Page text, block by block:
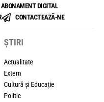
ABONAMENT DIGITAL
CONTACTEAZĂ-NE
ȘTIRI
Actualitate
Extern
Cultură și Educație
Politic